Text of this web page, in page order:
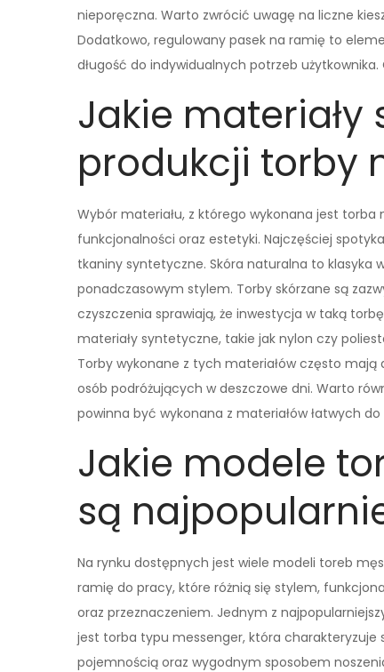
nieporęczna. Warto zwrócić uwagę na liczne
Dodatkowo, regulowany pasek na ramię to
długość do indywidualnych potrzeb
Jakie materiały
produkcji torby
Wybór materiału, z którego wykonana jest
funkcjonalności oraz estetyki. Najczęściej
tkaniny syntetyczne. Skóra naturalna to klasyka
ponadczasowym stylem. Torby skórzane są
czyszczenia sprawiają, że inwestycja w taką
materiały syntetyczne, takie jak nylon czy
Torby wykonane z tych materiałów często
osób podróżujących w deszczowe dni. Warto
powinna być wykonana z materiałów łatwych
Jakie modele
są
Na rynku dostępnych jest wiele modeli toreb
ramię do pracy, które różnią się stylem,
oraz przeznaczeniem. Jednym z
jest torba typu messenger, która charakteryzuje
pojemnością oraz wygodnym sposobem